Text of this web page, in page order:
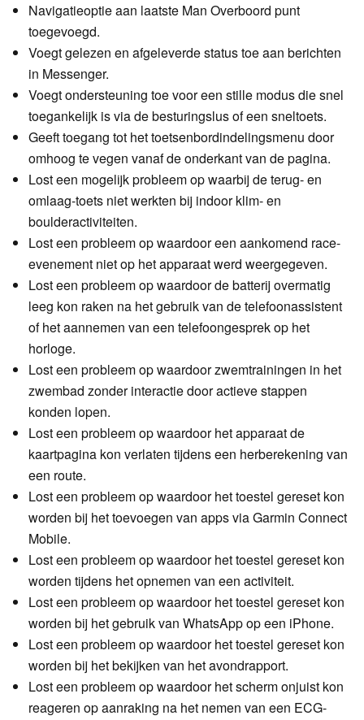
Navigatieoptie aan laatste Man Overboord punt
toegevoegd.
Voegt gelezen en afgeleverde status toe aan berichten
in Messenger.
Voegt ondersteuning toe voor een stille modus die snel
toegankelijk is via de besturingslus of een sneltoets.
Geeft toegang tot het toetsenbordindelingsmenu door
omhoog te vegen vanaf de onderkant van de pagina.
Lost een mogelijk probleem op waarbij de terug- en
omlaag-toets niet werkten bij indoor klim- en
boulderactiviteiten.
Lost een probleem op waardoor een aankomend race-
evenement niet op het apparaat werd weergegeven.
Lost een probleem op waardoor de batterij overmatig
leeg kon raken na het gebruik van de telefoonassistent
of het aannemen van een telefoongesprek op het
horloge.
Lost een probleem op waardoor zwemtrainingen in het
zwembad zonder interactie door actieve stappen
konden lopen.
Lost een probleem op waardoor het apparaat de
kaartpagina kon verlaten tijdens een herberekening van
een route.
Lost een probleem op waardoor het toestel gereset kon
worden bij het toevoegen van apps via Garmin Connect
Mobile.
Lost een probleem op waardoor het toestel gereset kon
worden tijdens het opnemen van een activiteit.
Lost een probleem op waardoor het toestel gereset kon
worden bij het gebruik van WhatsApp op een iPhone.
Lost een probleem op waardoor het toestel gereset kon
worden bij het bekijken van het avondrapport.
Lost een probleem op waardoor het scherm onjuist kon
reageren op aanraking na het nemen van een ECG-